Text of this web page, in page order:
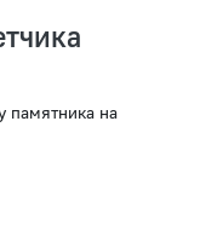
памятника на